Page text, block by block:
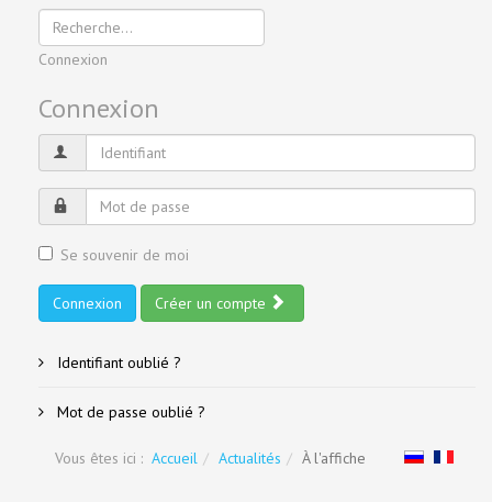
Connexion
Connexion
Se souvenir de moi
Connexion Créer un compte
Identifiant oublié ?
Mot de passe oublié ?
Vous êtes ici : Accueil Actualités À l'affiche